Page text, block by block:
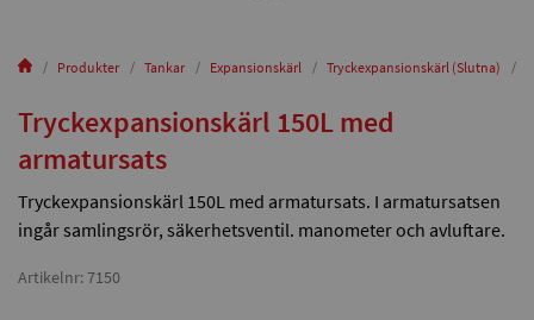
Produkter Tankar Expansionskärl Tryckexpansionskärl (Slutna)
Tryckexpansionskärl 150L med
armatursats
Tryckexpansionskärl 150L med armatursats. I armatursatsen
ingår samlingsrör, säkerhetsventil. manometer och avluftare.
Artikelnr: 7150